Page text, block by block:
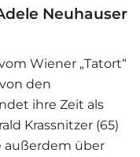
Neuhauser
Wiener „Tatort“
den
ihre Zeit als
Krassnitzer (65)
außerdem über